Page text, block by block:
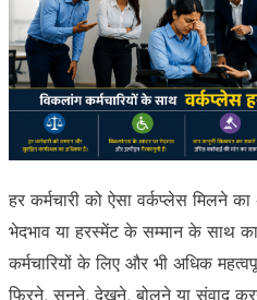
कंज़्यूमर
के
लिए
कानूनी
उपाय
हैं?
हर कर्मचारी को ऐसा वर्कप्लेस मिलने
भेदभाव या हरस्मेंट के सम्मान के साथ
कर्मचारियों के लिए और भी अधिक
फिरने, सुनने, देखने, बोलने या संवाद